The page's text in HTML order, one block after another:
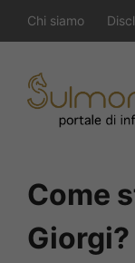
al
contenuto
Chi siamo
Come